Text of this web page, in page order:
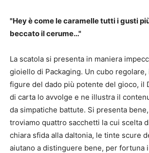
"Hey è come le caramelle tutti i gusti
beccato il cerume…"
La scatola si presenta in maniera
gioiello di Packaging. Un cubo regolare,
figure del dado più potente del gioco, il
di carta lo avvolge e ne illustra il
da simpatiche battute. Si presenta
troviamo quattro sacchetti la cui scelta
chiara sfida alla daltonia, le tinte scure
aiutano a distinguere bene, per fortuna